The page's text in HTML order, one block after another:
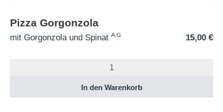
Pizza Gorgonzola
mit Gorgonzola und Spinat A,G 15,00 €